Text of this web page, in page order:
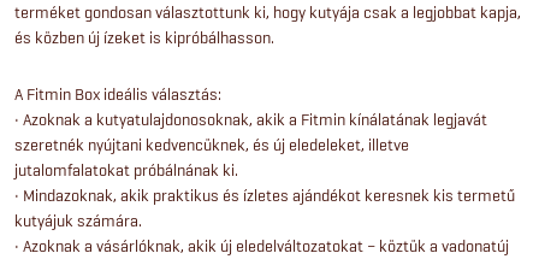
terméket gondosan választottunk ki, hogy kutyája csak a legjobbat kapja,
és közben új ízeket is kipróbálhasson.
A Fitmin Box ideális választás:
• Azoknak a kutyatulajdonosoknak, akik a Fitmin kínálatának legjavát
szeretnék nyújtani kedvencüknek, és új eledeleket, illetve
jutalomfalatokat próbálnának ki.
• Mindazoknak, akik praktikus és ízletes ajándékot keresnek kis termetű
kutyájuk számára.
• Azoknak a vásárlóknak, akik új eledelváltozatokat – köztük a vadonatúj